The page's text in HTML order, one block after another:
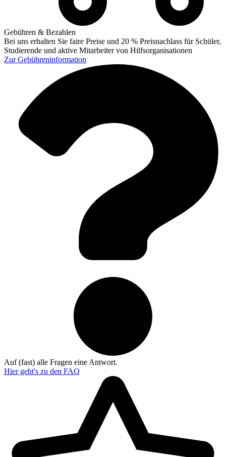
Gebühren & Bezahlen
Bei uns erhalten Sie faire Preise und 20 % Preisnachlass für Schüler,
Studierende und aktive Mitarbeiter von Hilfsorganisationen
ZurGebühreninformation
Auf (fast) alle Fragen eine Antwort.
Hier geht's zu den FAQ